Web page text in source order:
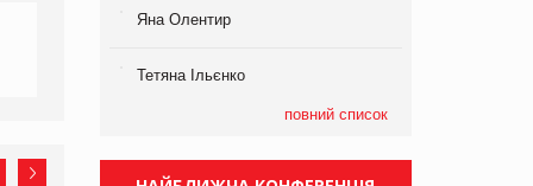
Яна Олентир
Тетяна Ільєнко
повний список